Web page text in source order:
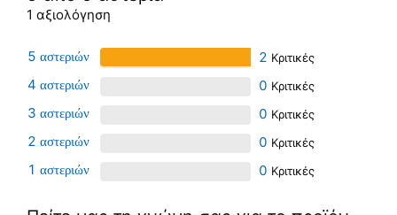
1 αξιολόγηση
5
2
4
0
3
0
2
0
1
0